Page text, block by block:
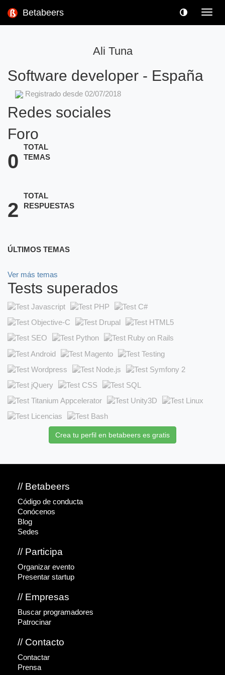
Betabeers
Ali Tuna
Software developer - España
Registrado desde 02/07/2018
Redes sociales
Foro
0
TOTAL
TEMAS
2
TOTAL
RESPUESTAS
ÚLTIMOS TEMAS
Ver más temas
Tests superados
Crea tu perfil en betabeers es gratis
// Betabeers
Código de conducta
Conócenos
Blog
Sedes
// Participa
Organizar evento
Presentar startup
// Empresas
Buscar programadores
Patrocinar
// Contacto
Contactar
Prensa